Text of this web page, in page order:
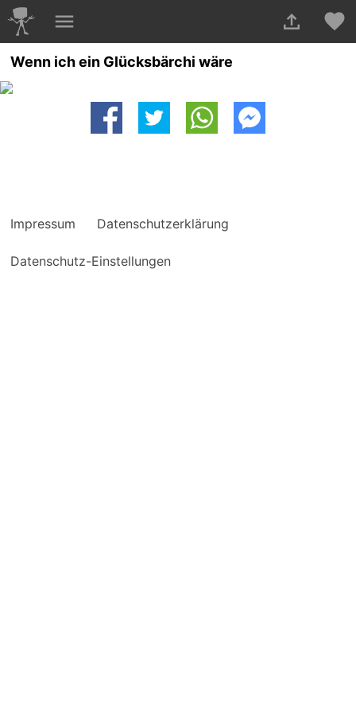
Wenn ich ein Glücksbärchi wäre
Impressum Datenschutzerklärung
Datenschutz-Einstellungen